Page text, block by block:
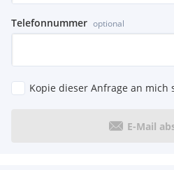
Telefonnummer optional
Kopie dieser Anfrage an mich
E-Mail